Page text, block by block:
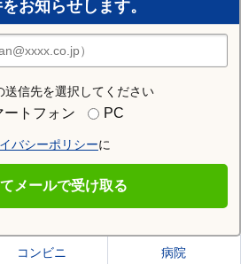
お知らせします。
送信先を選択してください
ートフォン PC
バシーポリシーに
メールで受け取る
駅の情報を見る
コンビニ 病院